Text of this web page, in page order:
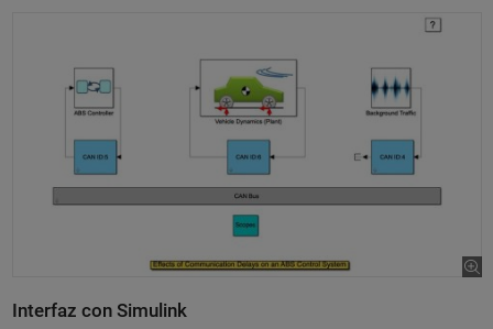
Interfaz con Simulink